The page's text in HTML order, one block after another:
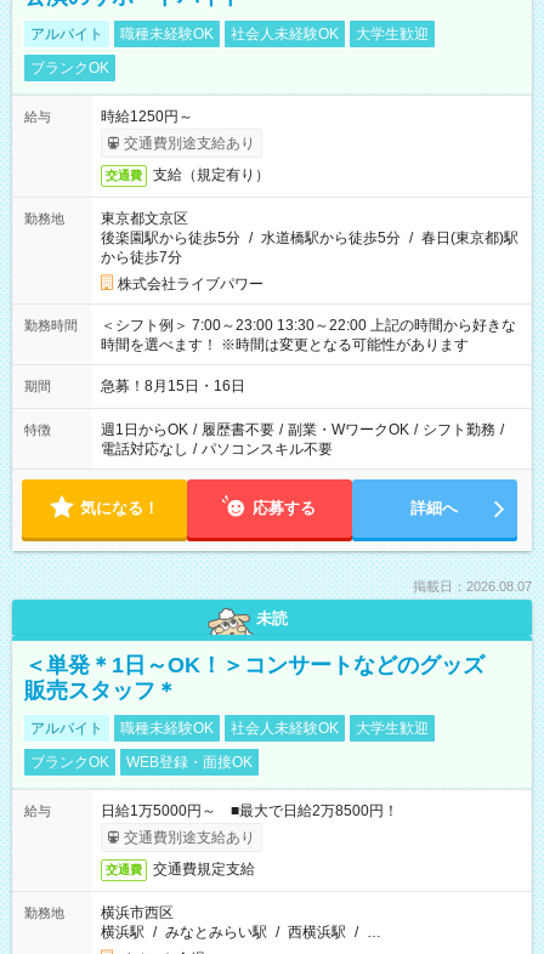
アルバイト 職種未経験OK 社会人未経験OK
大学生歓迎
ブランクOK
給与
時給1250円～
交通費別途支給あり
交通費 支給（規定有り）
勤務地
東京都文京区
後楽園駅から徒歩5分 / 水道橋駅から徒歩5分 / 春日(東京都)駅
から徒歩7分
株式会社ライブパワー
勤務時間
＜シフト例＞ 7:00～23:00 13:30～22:00 上記の時間から好きな
時間を選べます！ ※時間は変更となる可能性があります
期間 急募！8月15日・16日
特徴 週1日からOK / 履歴書不要 / 副業・WワークOK / シフト勤務 /
電話対応なし / パソコンスキル不要
気になる！ 応募する 詳細へ
掲載日：2026.08.07
未読
＜単発＊1日～OK！＞コンサートなどのグッズ
販売スタッフ＊
アルバイト 職種未経験OK 社会人未経験OK
大学生歓迎
ブランクOK
WEB登録・面接OK
給与
日給1万5000円～ ■最大で日給2万8500円！
交通費別途支給あり
交通費 交通費規定支給
勤務地
横浜市西区
横浜駅 / みなとみらい駅 / 西横浜駅 / …